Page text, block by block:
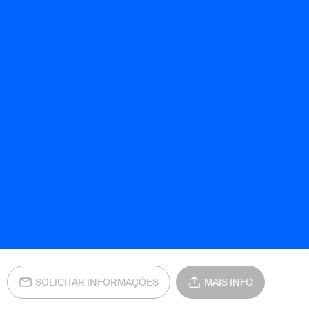
SOLICITAR INFORMAÇÕES MAIS INFO